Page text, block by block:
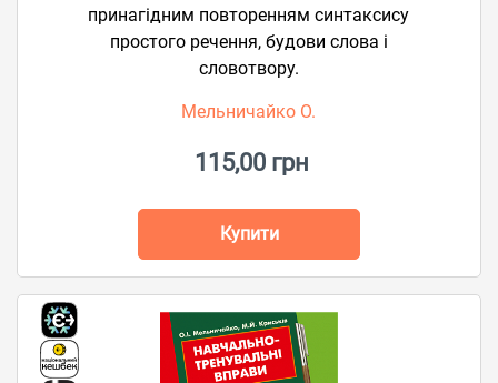
принагідним повторенням синтаксису
простого речення, будови слова і
словотвору.
Мельничайко О.
115,00 грн
Купити